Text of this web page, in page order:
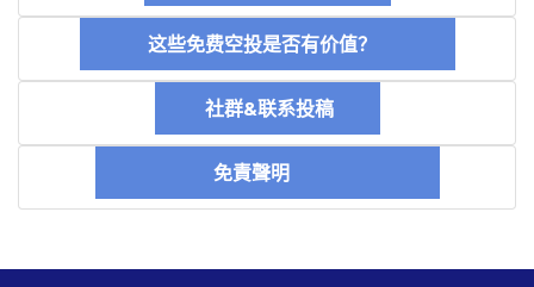
这些免费空投是否有价值？
社群&联系投稿
免責聲明